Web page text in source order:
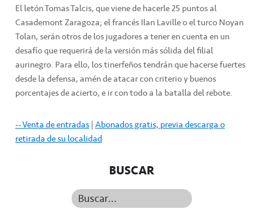
El letón Tomas Talcis, que viene de hacerle 25 puntos al
Casademont Zaragoza; el francés Ilan Laville o el turco Noyan
Tolan, serán otros de los jugadores a tener en cuenta en un
desafío que requerirá de la versión más sólida del filial
aurinegro. Para ello, los tinerfeños tendrán que hacerse fuertes
desde la defensa, amén de atacar con criterio y buenos
porcentajes de acierto, e ir con todo a la batalla del rebote.
-- Venta de entradas|Abonados gratis, previa descarga o
retirada de su localidad
BUSCAR
Buscar...